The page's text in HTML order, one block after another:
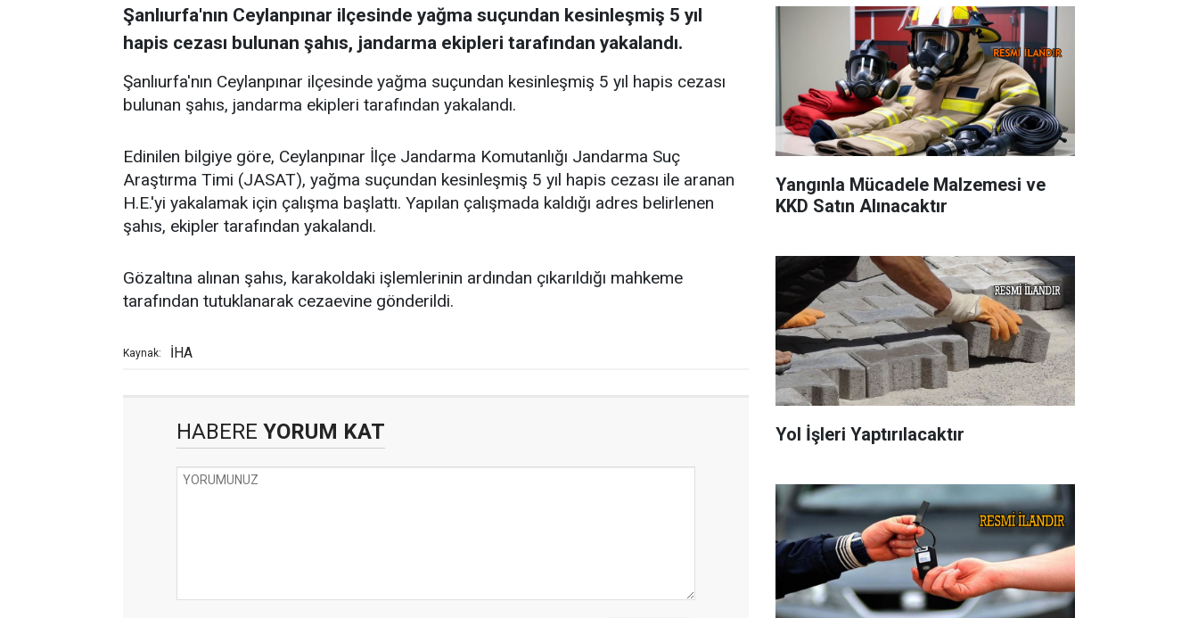
Şanlıurfa'nın Ceylanpınar ilçesinde yağma suçundan kesinleşmiş 5 yıl
hapis cezası bulunan şahıs, jandarma ekipleri tarafından yakalandı.
Şanlıurfa'nın Ceylanpınar ilçesinde yağma suçundan kesinleşmiş 5 yıl hapis cezası
bulunan şahıs, jandarma ekipleri tarafından yakalandı.
Edinilen bilgiye göre, Ceylanpınar İlçe Jandarma Komutanlığı Jandarma Suç
Araştırma Timi (JASAT), yağma suçundan kesinleşmiş 5 yıl hapis cezası ile aranan
H.E.'yi yakalamak için çalışma başlattı. Yapılan çalışmada kaldığı adres belirlenen
şahıs, ekipler tarafından yakalandı.
Gözaltına alınan şahıs, karakoldaki işlemlerinin ardından çıkarıldığı mahkeme
tarafından tutuklanarak cezaevine gönderildi.
Kaynak: İHA
HABERE YORUM KAT
Yangınla Mücadele Malzemesi ve
KKD Satın Alınacaktır
Yol İşleri Yaptırılacaktır